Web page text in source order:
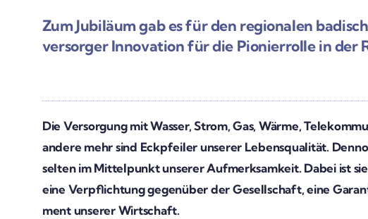
Zum Jubi­läum gab es für den regio­nalen
ver­­­sorger Inno­va­tion für die Pionier­rolle in der
Die Versor­gung mit Wasser, Strom, Gas, Wärme,
andere mehr sind Eckpfeiler unserer Lebens­qua­lität.
selten im Mittel­punkt unserer Aufmerk­sam­keit. Dabei ist
eine Verpflich­tung gegen­über der Gesell­schaft, eine
ment unserer Wirt­schaft.